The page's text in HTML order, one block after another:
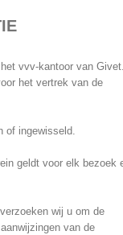
vvv-kantoor van Givet.
het vertrek van de
of ingewisseld.
geldt voor elk bezoek
wij u om de
van de